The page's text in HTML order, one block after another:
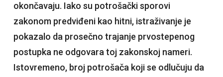
okončavaju. Iako su potrošački sporovi
zakonom predviđeni kao hitni, istraživanje je
pokazalo da prosečno trajanje prvostepenog
postupka ne odgovara toj zakonskoj nameri.
Istovremeno, broj potrošača koji se odlučuju da